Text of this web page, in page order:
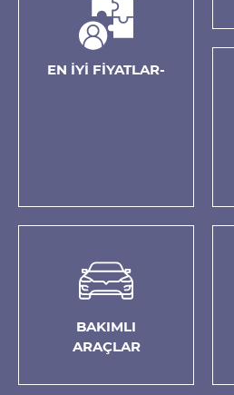
BAKIMLI
ARAÇLAR
EN İYİ FİYATLAR-